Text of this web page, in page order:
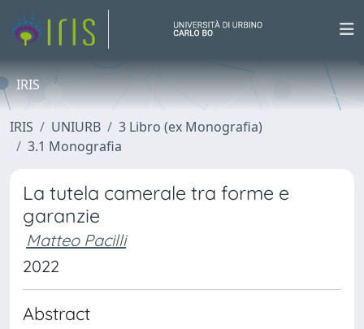
IRIS
IRIS UNIURB
3 Libro (ex Monografia)
3.1 Monografia
La tutela camerale tra forme e
garanzie
Matteo Pacilli
2022
Abstract